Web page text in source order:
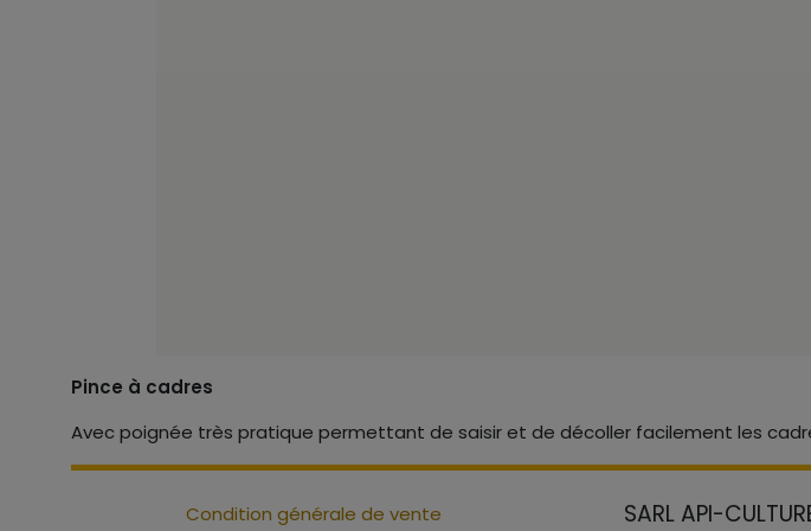
Pince à cadres
Avec poignée très pratique permettant de saisir et de décoller facilement les
Condition générale de vente SARL API-